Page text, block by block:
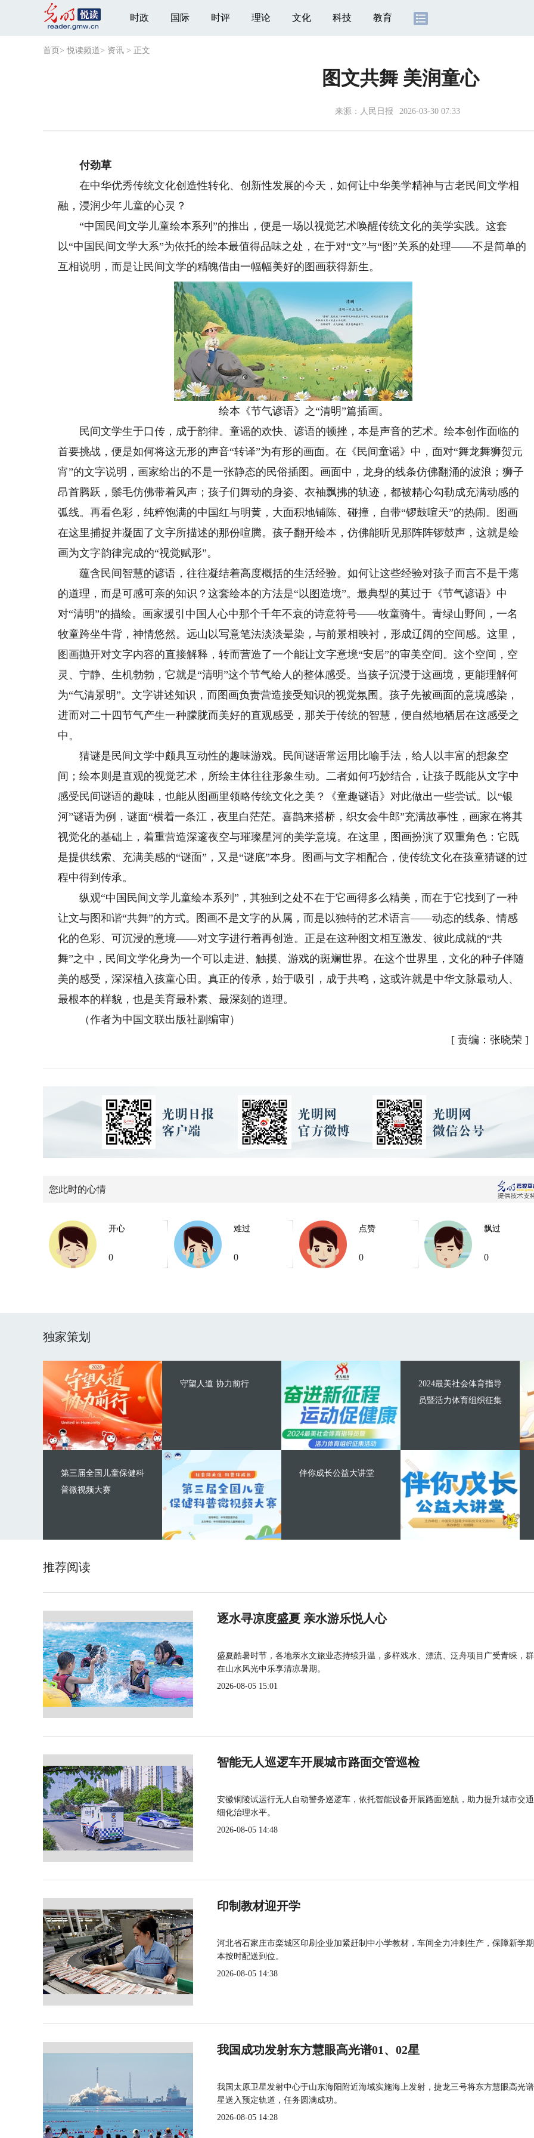
时政 国际 时评 理论 文化 科技 教育
首页 >悦读频道> 资讯 > 正文
图文共舞 美润童心
来源： 人民日报 2026-03-30 07:33
付劲草
在中华优秀传统文化创造性转化、创新性发展的今天，如何让中华美学精神与古老民间文学相
融，浸润少年儿童的心灵？
“中国民间文学儿童绘本系列”的推出，便是一场以视觉艺术唤醒传统文化的美学实践。这套
以“中国民间文学大系”为依托的绘本最值得品味之处，在于对“文”与“图”关系的处理——不是简单的
互相说明，而是让民间文学的精魄借由一幅幅美好的图画获得新生。
绘本《节气谚语》之“清明”篇插画。
民间文学生于口传，成于韵律。童谣的欢快、谚语的顿挫，本是声音的艺术。绘本创作面临的
首要挑战，便是如何将这无形的声音“转译”为有形的画面。在《民间童谣》中，面对“舞龙舞狮贺元
宵”的文字说明，画家给出的不是一张静态的民俗插图。画面中，龙身的线条仿佛翻涌的波浪；狮子
昂首腾跃，鬃毛仿佛带着风声；孩子们舞动的身姿、衣袖飘拂的轨迹，都被精心勾勒成充满动感的
弧线。再看色彩，纯粹饱满的中国红与明黄，大面积地铺陈、碰撞，自带“锣鼓喧天”的热闹。图画
在这里捕捉并凝固了文字所描述的那份喧腾。孩子翻开绘本，仿佛能听见那阵阵锣鼓声，这就是绘
画为文字韵律完成的“视觉赋形”。
蕴含民间智慧的谚语，往往凝结着高度概括的生活经验。如何让这些经验对孩子而言不是干瘪
的道理，而是可感可亲的知识？这套绘本的方法是“以图造境”。最典型的莫过于《节气谚语》中
对“清明”的描绘。画家援引中国人心中那个千年不衰的诗意符号——牧童骑牛。青绿山野间，一名
牧童跨坐牛背，神情悠然。远山以写意笔法淡淡晕染，与前景相映衬，形成辽阔的空间感。这里，
图画抛开对文字内容的直接解释，转而营造了一个能让文字意境“安居”的审美空间。这个空间，空
灵、宁静、生机勃勃，它就是“清明”这个节气给人的整体感受。当孩子沉浸于这画境，更能理解何
为“气清景明”。文字讲述知识，而图画负责营造接受知识的视觉氛围。孩子先被画面的意境感染，
进而对二十四节气产生一种朦胧而美好的直观感受，那关于传统的智慧，便自然地栖居在这感受之
中。
猜谜是民间文学中颇具互动性的趣味游戏。民间谜语常运用比喻手法，给人以丰富的想象空
间；绘本则是直观的视觉艺术，所绘主体往往形象生动。二者如何巧妙结合，让孩子既能从文字中
感受民间谜语的趣味，也能从图画里领略传统文化之美？《童趣谜语》对此做出一些尝试。以“银
河”谜语为例，谜面“横着一条江，夜里白茫茫。喜鹊来搭桥，织女会牛郎”充满故事性，画家在将其
视觉化的基础上，着重营造深邃夜空与璀璨星河的美学意境。在这里，图画扮演了双重角色：它既
是提供线索、充满美感的“谜面”，又是“谜底”本身。图画与文字相配合，使传统文化在孩童猜谜的过
程中得到传承。
纵观“中国民间文学儿童绘本系列”，其独到之处不在于它画得多么精美，而在于它找到了一种
让文与图和谐“共舞”的方式。图画不是文字的从属，而是以独特的艺术语言——动态的线条、情感
化的色彩、可沉浸的意境——对文字进行着再创造。正是在这种图文相互激发、彼此成就的“共
舞”之中，民间文学化身为一个可以走进、触摸、游戏的斑斓世界。在这个世界里，文化的种子伴随
美的感受，深深植入孩童心田。真正的传承，始于吸引，成于共鸣，这或许就是中华文脉最动人、
最根本的样貌，也是美育最朴素、最深刻的道理。
（作者为中国文联出版社副编审）
[ 责编：张晓荣 ]
您此时的心情
开心
0
难过
0
点赞
0
飘过
0
独家策划
守望人道 协力前行
第三届全国儿童保健科
普微视频大赛
2024最美社会体育指导
员暨活力体育组织征集
伴你成长公益大讲堂
推荐阅读
逐水寻凉度盛夏 亲水游乐悦人心
盛夏酷暑时节，各地亲水文旅业态持续升温，多样戏水、漂流、泛舟项目广受青睐，
在山水风光中乐享清凉暑期。
2026-08-05 15:01
智能无人巡逻车开展城市路面交管巡检
安徽铜陵试运行无人自动警务巡逻车，依托智能设备开展路面巡航，助力提升城市交
细化治理水平。
2026-08-05 14:48
印制教材迎开学
河北省石家庄市栾城区印刷企业加紧赶制中小学教材，车间全力冲刺生产，保障新学
本按时配送到位。
2026-08-05 14:38
我国成功发射东方慧眼高光谱01、02星
我国太原卫星发射中心于山东海阳附近海域实施海上发射，捷龙三号将东方慧眼高光
星送入预定轨道，任务圆满成功。
2026-08-05 14:28